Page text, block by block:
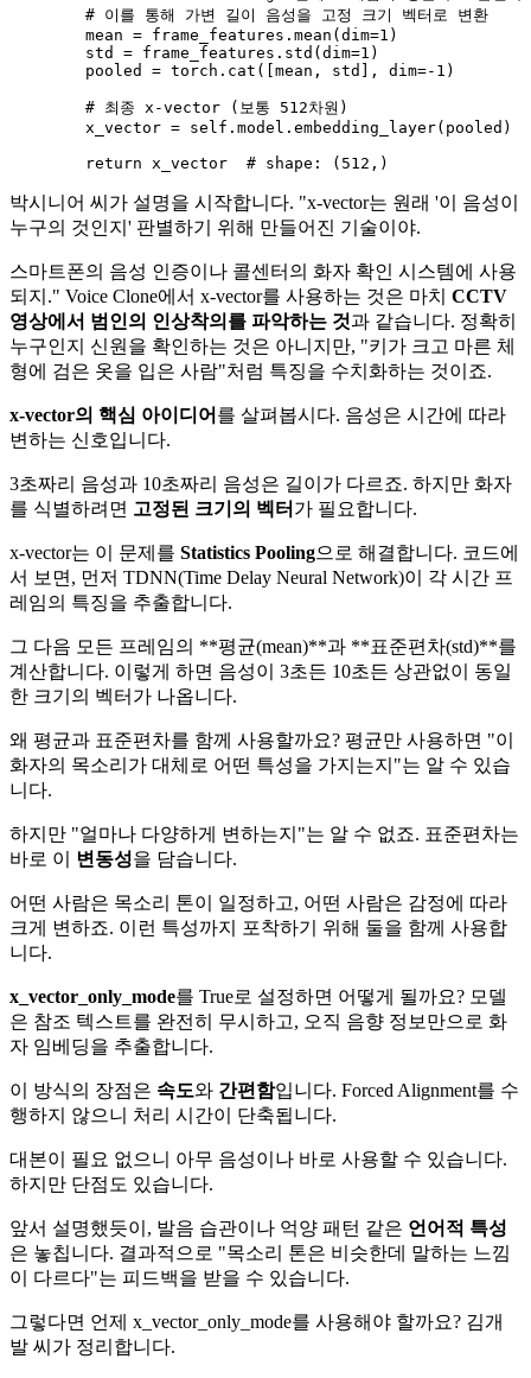
# 이를 통해 가변 길이 음성을 고정 크기 벡터로 변환
        mean = frame_features.mean(dim=
1 )
        std = frame_features.std(dim=
1 )
        pooled = torch.cat([mean, std], dim=-
1 )
# 최종 x-vector (보통 512차원)
        x_vector =
self .model.embedding_layer(pooled)
return x_vector # shape: (512,)
박시니어 씨가 설명을 시작합니다. "x-vector는 원래 '이 음성이
누구의 것인지' 판별하기 위해 만들어진 기술이야.
스마트폰의 음성 인증이나 콜센터의 화자 확인 시스템에 사용
되지." Voice Clone에서 x-vector를 사용하는 것은 마치 CCTV
영상에서 범인의 인상착의를 파악하는 것과 같습니다. 정확히
누구인지 신원을 확인하는 것은 아니지만, "키가 크고 마른 체
형에 검은 옷을 입은 사람"처럼 특징을 수치화하는 것이죠.
x-vector의 핵심 아이디어 를 살펴봅시다. 음성은 시간에 따라
변하는 신호입니다.
3초짜리 음성과 10초짜리 음성은 길이가 다르죠. 하지만 화자
를 식별하려면 고정된 크기의 벡터 가 필요합니다.
x-vector는 이 문제를 Statistics Pooling으로 해결합니다. 코드에
서 보면, 먼저 TDNN(Time Delay Neural Network)이 각 시간 프
레임의 특징을 추출합니다.
그 다음 모든 프레임의 **평균(mean)**과 **표준편차(std)**를
계산합니다. 이렇게 하면 음성이 3초든 10초든 상관없이 동일
한 크기의 벡터가 나옵니다.
왜 평균과 표준편차를 함께 사용할까요? 평균만 사용하면 "이
화자의 목소리가 대체로 어떤 특성을 가지는지"는 알 수 있습
니다.
하지만 "얼마나 다양하게 변하는지"는 알 수 없죠. 표준편차는
바로 이 변동성을 담습니다.
어떤 사람은 목소리 톤이 일정하고, 어떤 사람은 감정에 따라
크게 변하죠. 이런 특성까지 포착하기 위해 둘을 함께 사용합
니다.
x_vector_only_mode를 True로 설정하면 어떻게 될까요? 모델
은 참조 텍스트를 완전히 무시하고, 오직 음향 정보만으로 화
자 임베딩을 추출합니다.
이 방식의 장점은 속도와 간편함입니다. Forced Alignment를 수
행하지 않으니 처리 시간이 단축됩니다.
대본이 필요 없으니 아무 음성이나 바로 사용할 수 있습니다.
하지만 단점도 있습니다.
앞서 설명했듯이, 발음 습관이나 억양 패턴 같은 언어적 특성
은 놓칩니다. 결과적으로 "목소리 톤은 비슷한데 말하는 느낌
이 다르다"는 피드백을 받을 수 있습니다.
그렇다면 언제 x_vector_only_mode를 사용해야 할까요? 김개
발 씨가 정리합니다.